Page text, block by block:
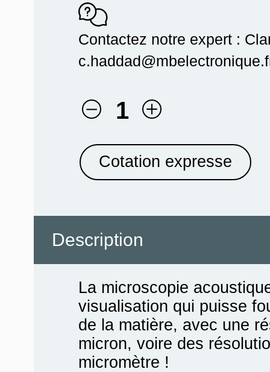
Contactez notre expert :
1
Cotation expresse
Description
La microscopie
visualisation qui puisse
de la matière, avec une
micron, voire des
micromètre !